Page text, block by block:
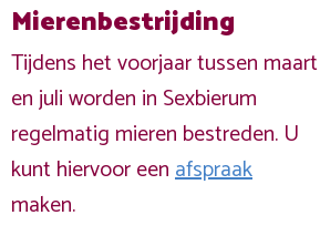
Mierenbestrijding
Tijdens het voorjaar tussen maart
en juli worden in Sexbierum
regelmatig mieren bestreden. U
kunt hiervoor eenafspraak
maken.